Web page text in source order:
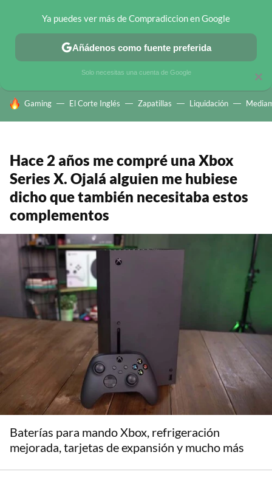
CHOLLOS TELEGRAM OFERTAS EN MÓVILES OFERTAS EN
HOY SE HABLA DE
Gaming El Corte Inglés Zapatillas Liquidación
Hace 2 años me compré una Xbox
Series X. Ojalá alguien me hubiese
dicho que también necesitaba estos
complementos
Baterías para mando Xbox, refrigeración
mejorada, tarjetas de expansión y mucho más
×
Ya puedes ver más de Compradiccion en Google
Añádenos como fuente preferida
Solo necesitas una cuenta de Google